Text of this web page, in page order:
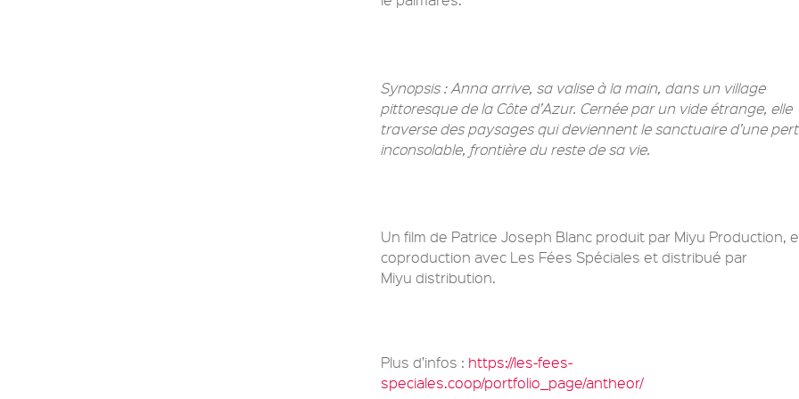
Synopsis : Anna arrive, sa valise à la main, dans un village
pittoresque de la Côte d’Azur. Cernée par un vide étrange, elle
traverse des paysages qui deviennent le sanctuaire d’une
inconsolable, frontière du reste de sa vie.
Un film de Patrice Joseph Blanc produit par Miyu Production,
coproduction avec Les Fées Spéciales et distribué par
Miyu distribution.
Plus d’infos : https://les-fees-
speciales.coop/portfolio_page/antheor/